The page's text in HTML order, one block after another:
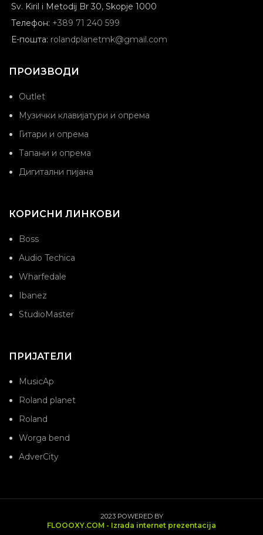
Sv. Kiril i Metodij Br 30, Skopje 1000
Телефон: +389 71 240 599
Е-пошта: rolandplanetmk@gmail.com
ПРОИЗВОДИ
Outlet
Музички клавијатури и опрема
Гитари и опрема
Тапани и опрема
Дигитални пијана
КОРИСНИ ЛИНКОВИ
Boss
Audio Techica
Wharfedale
Ibanez
StudioMaster
ПРИЈАТЕЛИ
MusicAp
Roland planet
Roland
Worga bend
AdverCity
2023 POWERED BY
FLOOOXY.COM - Izrada internet prezentacija